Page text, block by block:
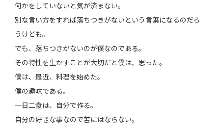
何かをしていないと気が済まない。
別な言い方をすれば落ちつきがないという言葉になるのだろ
うけども。
でも、落ちつきがないのが僕なのである。
その特性を生かすことが大切だと僕は、思った。
僕は、最近、料理を始めた。
僕の趣味である。
一日二食は、自分で作る。
自分の好きな事なので苦にはならない。